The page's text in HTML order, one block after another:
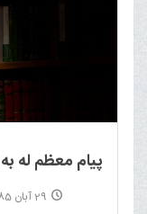
پیام معظم له
29 آبان 1385